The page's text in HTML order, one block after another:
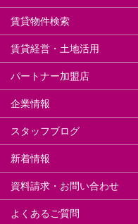
賃貸物件検索
賃貸経営・土地活用
パートナー加盟店
企業情報
スタッフブログ
新着情報
資料請求・お問い合わせ
よくあるご質問